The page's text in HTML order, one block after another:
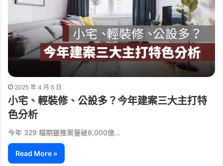
2025 年 4 月 5 日
小宅、輕裝修、公設多？今年建案三大主打特
色分析
今年 329 檔期雖推案量破8,000億…
Read More »